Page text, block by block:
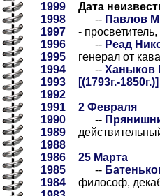
1999
1998
1997
1996
1995
1994
1993
1992
1991
1990
1989
1988
1986
1985
1984
Дата
-- Павлов
-
-- Реад
генерал от
-- Ханыков
[(1793г.-1850г.)]
2 Февраля
--
25 Марта
--
философ,